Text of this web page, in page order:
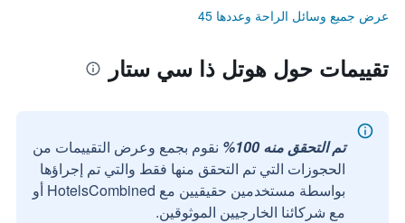
عرض جميع وسائل الراحة وعددها 45
تقييمات حول هوتل ذا سي ستار
تم التحقق منه 100%
نقوم بجمع وعرض التقييمات من
الحجوزات التي تم التحقق منها فقط والتي تم إجراؤها
بواسطة مستخدمين حقيقيين مع HotelsCombined أو
مع شركائنا الخارجيين الموثوقين.